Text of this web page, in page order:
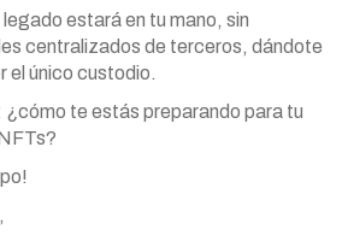
estará en tu mano, sin
centralizados de terceros, dándote
el único custodio.
¿cómo te estás preparando para tu